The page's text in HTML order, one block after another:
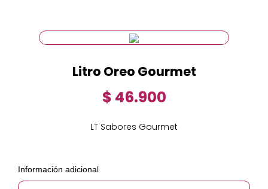
Litro Oreo Gourmet
$ 46.900
LT Sabores Gourmet
Información adicional